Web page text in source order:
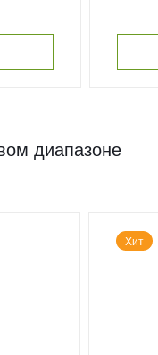
диапазоне
Хит